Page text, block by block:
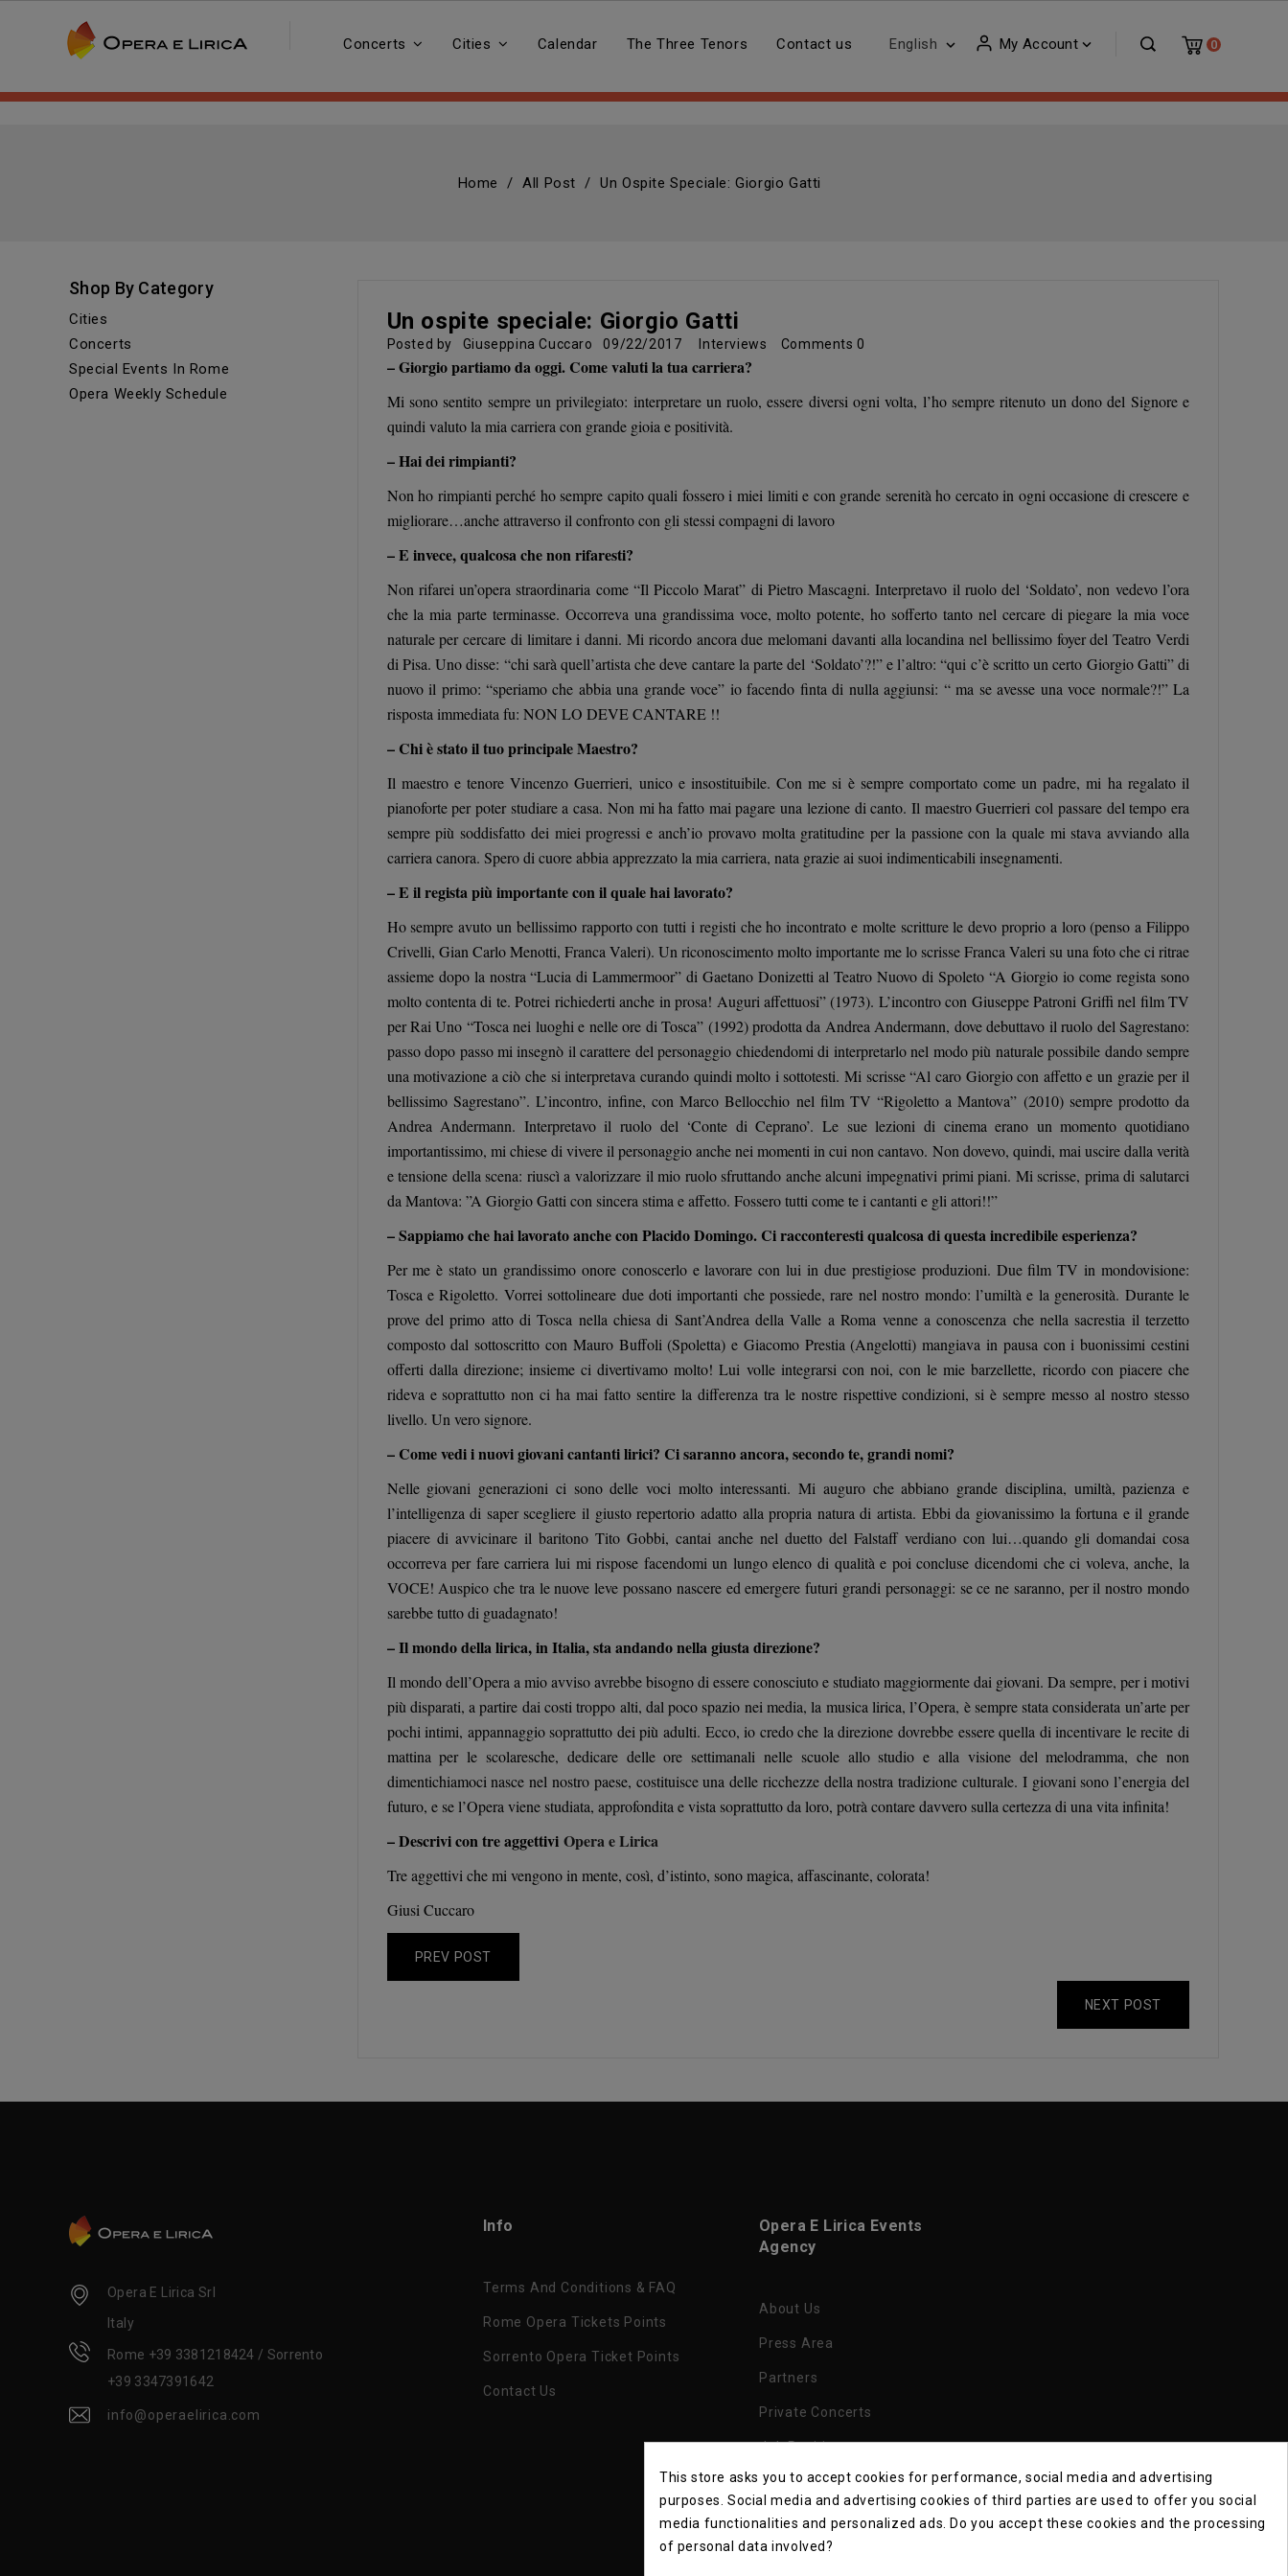
0
My Account 
English 
Concerts Cities Calendar The Three Tenors Contact us
Home All Post Un Ospite Speciale: Giorgio Gatti
Shop By Category
Cities
Concerts
Special Events In Rome
Opera Weekly Schedule
Un ospite speciale: Giorgio Gatti
Posted by Giuseppina Cuccaro 09/22/2017 Interviews Comments0
– Giorgio partiamo da oggi. Come valuti la tua carriera?
Mi sono sentito sempre un privilegiato: interpretare un ruolo, essere diversi ogni volta, l’ho sempre ritenuto un dono del Signore e
quindi valuto la mia carriera con grande gioia e positività.
– Hai dei rimpianti?
Non ho rimpianti perché ho sempre capito quali fossero i miei limiti e con grande serenità ho cercato in ogni occasione di crescere e
migliorare…anche attraverso il confronto con gli stessi compagni di lavoro
– E invece, qualcosa che non rifaresti?
Non rifarei un’opera straordinaria come “Il Piccolo Marat” di Pietro Mascagni. Interpretavo il ruolo del ‘Soldato’, non vedevo l’ora
che la mia parte terminasse. Occorreva una grandissima voce, molto potente, ho sofferto tanto nel cercare di piegare la mia voce
naturale per cercare di limitare i danni. Mi ricordo ancora due melomani davanti alla locandina nel bellissimo foyer del Teatro Verdi
di Pisa. Uno disse: “chi sarà quell’artista che deve cantare la parte del ‘Soldato’?!” e l’altro: “qui c’è scritto un certo Giorgio Gatti” di
nuovo il primo: “speriamo che abbia una grande voce” io facendo finta di nulla aggiunsi: “ ma se avesse una voce normale?!” La
risposta immediata fu: NON LO DEVE CANTARE !!
– Chi è stato il tuo principale Maestro?
Il maestro e tenore Vincenzo Guerrieri, unico e insostituibile. Con me si è sempre comportato come un padre, mi ha regalato il
pianoforte per poter studiare a casa. Non mi ha fatto mai pagare una lezione di canto. Il maestro Guerrieri col passare del tempo era
sempre più soddisfatto dei miei progressi e anch’io provavo molta gratitudine per la passione con la quale mi stava avviando alla
carriera canora. Spero di cuore abbia apprezzato la mia carriera, nata grazie ai suoi indimenticabili insegnamenti.
– E il regista più importante con il quale hai lavorato?
Ho sempre avuto un bellissimo rapporto con tutti i registi che ho incontrato e molte scritture le devo proprio a loro (penso a Filippo
Crivelli, Gian Carlo Menotti, Franca Valeri). Un riconoscimento molto importante me lo scrisse Franca Valeri su una foto che ci ritrae
assieme dopo la nostra “Lucia di Lammermoor” di Gaetano Donizetti al Teatro Nuovo di Spoleto “A Giorgio io come regista sono
molto contenta di te. Potrei richiederti anche in prosa! Auguri affettuosi” (1973). L’incontro con Giuseppe Patroni Griffi nel film TV
per Rai Uno “Tosca nei luoghi e nelle ore di Tosca” (1992) prodotta da Andrea Andermann, dove debuttavo il ruolo del Sagrestano:
passo dopo passo mi insegnò il carattere del personaggio chiedendomi di interpretarlo nel modo più naturale possibile dando sempre
una motivazione a ciò che si interpretava curando quindi molto i sottotesti. Mi scrisse “Al caro Giorgio con affetto e un grazie per il
bellissimo Sagrestano”. L’incontro, infine, con Marco Bellocchio nel film TV “Rigoletto a Mantova” (2010) sempre prodotto da
Andrea Andermann. Interpretavo il ruolo del ‘Conte di Ceprano’. Le sue lezioni di cinema erano un momento quotidiano
importantissimo, mi chiese di vivere il personaggio anche nei momenti in cui non cantavo. Non dovevo, quindi, mai uscire dalla verità
e tensione della scena: riuscì a valorizzare il mio ruolo sfruttando anche alcuni impegnativi primi piani. Mi scrisse, prima di salutarci
da Mantova: ”A Giorgio Gatti con sincera stima e affetto. Fossero tutti come te i cantanti e gli attori!!”
– Sappiamo che hai lavorato anche con Placido Domingo. Ci racconteresti qualcosa di questa incredibile esperienza?
Per me è stato un grandissimo onore conoscerlo e lavorare con lui in due prestigiose produzioni. Due film TV in mondovisione:
Tosca e Rigoletto. Vorrei sottolineare due doti importanti che possiede, rare nel nostro mondo: l’umiltà e la generosità. Durante le
prove del primo atto di Tosca nella chiesa di Sant’Andrea della Valle a Roma venne a conoscenza che nella sacrestia il terzetto
composto dal sottoscritto con Mauro Buffoli (Spoletta) e Giacomo Prestia (Angelotti) mangiava in pausa con i buonissimi cestini
offerti dalla direzione; insieme ci divertivamo molto! Lui volle integrarsi con noi, con le mie barzellette, ricordo con piacere che
rideva e soprattutto non ci ha mai fatto sentire la differenza tra le nostre rispettive condizioni, si è sempre messo al nostro stesso
livello. Un vero signore.
– Come vedi i nuovi giovani cantanti lirici? Ci saranno ancora, secondo te, grandi nomi?
Nelle giovani generazioni ci sono delle voci molto interessanti. Mi auguro che abbiano grande disciplina, umiltà, pazienza e
l’intelligenza di saper scegliere il giusto repertorio adatto alla propria natura di artista. Ebbi da giovanissimo la fortuna e il grande
piacere di avvicinare il baritono Tito Gobbi, cantai anche nel duetto del Falstaff verdiano con lui…quando gli domandai cosa
occorreva per fare carriera lui mi rispose facendomi un lungo elenco di qualità e poi concluse dicendomi che ci voleva, anche, la
VOCE! Auspico che tra le nuove leve possano nascere ed emergere futuri grandi personaggi: se ce ne saranno, per il nostro mondo
sarebbe tutto di guadagnato!
– Il mondo della lirica, in Italia, sta andando nella giusta direzione?
Il mondo dell’Opera a mio avviso avrebbe bisogno di essere conosciuto e studiato maggiormente dai giovani. Da sempre, per i motivi
più disparati, a partire dai costi troppo alti, dal poco spazio nei media, la musica lirica, l’Opera, è sempre stata considerata un’arte per
pochi intimi, appannaggio soprattutto dei più adulti. Ecco, io credo che la direzione dovrebbe essere quella di incentivare le recite di
mattina per le scolaresche, dedicare delle ore settimanali nelle scuole allo studio e alla visione del melodramma, che non
dimentichiamoci nasce nel nostro paese, costituisce una delle ricchezze della nostra tradizione culturale. I giovani sono l’energia del
futuro, e se l’Opera viene studiata, approfondita e vista soprattutto da loro, potrà contare davvero sulla certezza di una vita infinita!
– Descrivi con tre aggettivi Opera e Lirica
Tre aggettivi che mi vengono in mente, così, d’istinto, sono magica, affascinante, colorata!
Giusi Cuccaro
PREV POST
NEXT POST
Opera E Lirica Srl
Italy
Rome +39 3381218424 / Sorrento
+39 3347391642
info@operaelirica.com
Info
Terms And Conditions & FAQ
Rome Opera Tickets Points
Sorrento Opera Ticket Points
Contact Us
Opera E Lirica Events
Agency
About Us
Press Area
Partners
Private Concerts
Job Position
Privacy Policy
This store asks you to accept cookies for performance, social media and advertising
purposes. Social media and advertising cookies of third parties are used to offer you social
media functionalities and personalized ads. Do you accept these cookies and the processing
of personal data involved?